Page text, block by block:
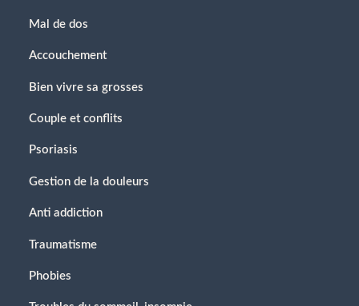
Mal de dos
Accouchement
Bien vivre sa grosses
Couple et conflits
Psoriasis
Gestion de la douleurs
Anti addiction
Traumatisme
Phobies